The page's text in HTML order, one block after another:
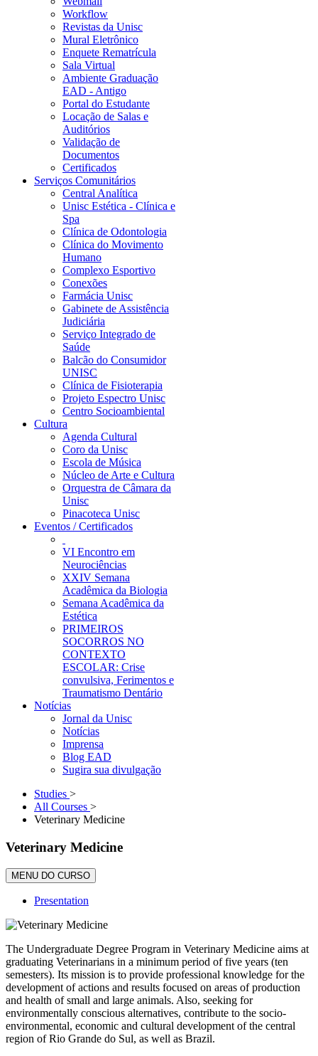
Workflow
Revistas da Unisc
Mural Eletrônico
Enquete Rematrícula
Sala Virtual
Ambiente Graduação
EAD - Antigo
Portal do Estudante
Locação de Salas e
Auditórios
Validação de
Documentos
Certificados
Serviços Comunitários
Central Analítica
Unisc Estética - Clínica e
Spa
Clínica de Odontologia
Clínica do Movimento
Humano
Complexo Esportivo
Conexões
Farmácia Unisc
Gabinete de Assistência
Judiciária
Serviço Integrado de
Saúde
Balcão do Consumidor
UNISC
Clínica de Fisioterapia
Projeto Espectro Unisc
Centro Socioambiental
Cultura
Agenda Cultural
Coro da Unisc
Escola de Música
Núcleo de Arte e Cultura
Orquestra de Câmara da
Unisc
Pinacoteca Unisc
Eventos / Certificados
VI Encontro em
Neurociências
XXIV Semana
Acadêmica da Biologia
Semana Acadêmica da
Estética
PRIMEIROS
SOCORROS NO
CONTEXTO
ESCOLAR: Crise
convulsiva, Ferimentos e
Traumatismo Dentário
Notícias
Jornal da Unisc
Notícias
Imprensa
Blog EAD
Sugira sua divulgação
Studies >
All Courses >
Veterinary Medicine
Veterinary Medicine
MENU DO CURSO
Presentation
The Undergraduate Degree Program in Veterinary Medicine aims at
graduating Veterinarians in a minimum period of five years (ten
semesters). Its mission is to provide professional knowledge for the
development of actions and results focused on areas of production
and health of small and large animals. Also, seeking for
environmentally conscious alternatives, contribute to the socio-
environmental, economic and cultural development of the central
region of Rio Grande do Sul, as well as Brazil.